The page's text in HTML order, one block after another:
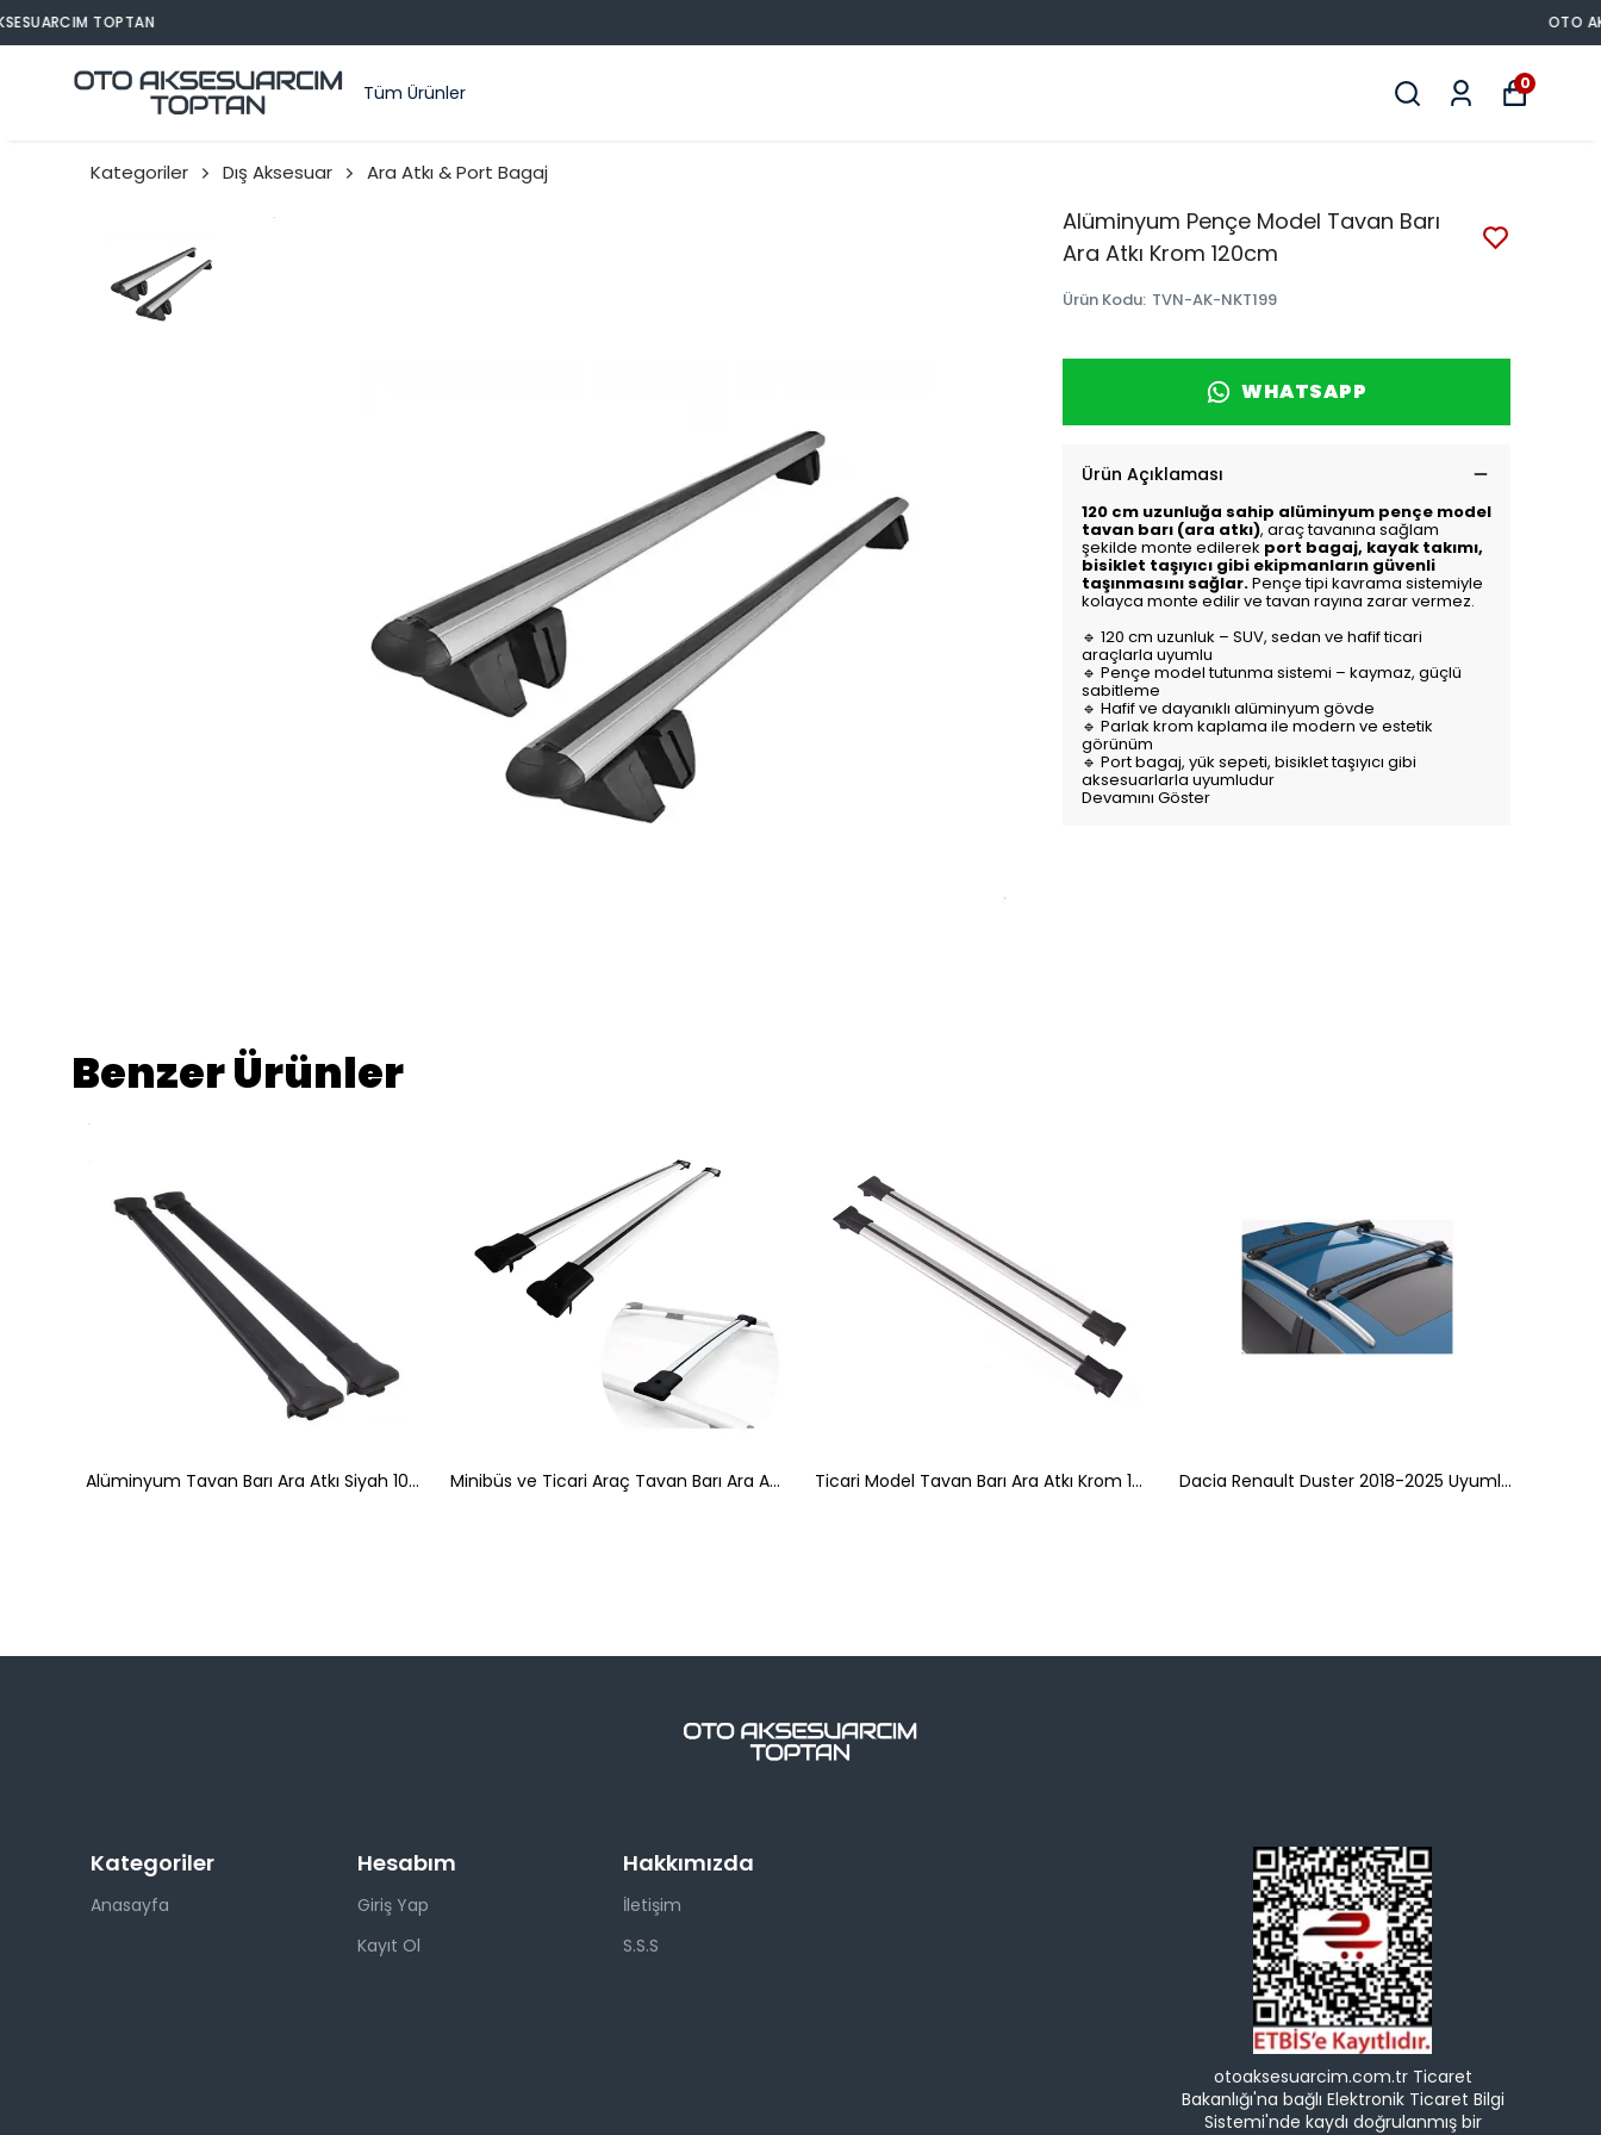
Tüm Ürünler 0
Kategoriler Dış Aksesuar Ara Atkı & Port Bagaj
Alüminyum Pençe Model Tavan Barı
Ara Atkı Krom 120cm
Ürün Kodu: TVN-AK-NKT199
WHATSAPP
Ürün Açıklaması
120 cm uzunluğa sahip alüminyum pençe model
tavan barı (ara atkı), araç tavanına sağlam
şekilde monte edilerek port bagaj, kayak takımı,
bisiklet taşıyıcı gibi ekipmanların güvenli
taşınmasını sağlar.Pençe tipi kavrama sistemiyle
kolayca monte edilir ve tavan rayına zarar vermez.
🔹 120 cm uzunluk – SUV, sedan ve hafif ticari
araçlarla uyumlu
🔹 Pençe model tutunma sistemi – kaymaz, güçlü
sabitleme
🔹 Hafif ve dayanıklı alüminyum gövde
🔹 Parlak krom kaplama ile modern ve estetik
görünüm
🔹 Port bagaj, yük sepeti, bisiklet taşıyıcı gibi
aksesuarlarla uyumludur
Devamını Göster
Benzer Ürünler
Alüminyum Tavan Barı Ara Atkı Siyah 105cm Minibüs ve Ticari Araç Tavan Barı Ara Atkı Gri 122cm Ticari Model Tavan Barı Ara Atkı Krom 138cm Dacia Renault Duster 2018-2025 Uyumlu Turtle Air-1 Full Kit Tavan Ara Atkı Seti 1002 82-86cm Siyah
Kategoriler
Anasayfa
Hesabım
Giriş Yap
Kayıt Ol
Hakkımızda
İletişim
S.S.S
otoaksesuarcim.com.tr Ticaret
Bakanlığı'na bağlı Elektronik Ticaret Bilgi
Sistemi'nde kaydı doğrulanmış bir